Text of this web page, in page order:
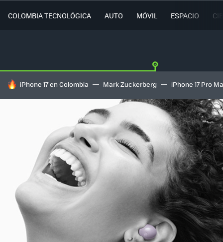
COLOMBIA TECNOLÓGICA AUTO MÓVIL ESPACIO
HOY SE HABLA DE
iPhone 17 en Colombia Mark Zuckerberg iPhone 17 Pro